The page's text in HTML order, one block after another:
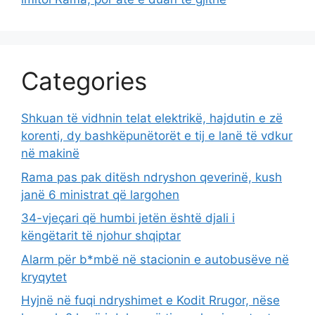
Categories
Shkuan të vidhnin telat elektrikë, hajdutin e zë
korenti, dy bashkëpunëtorët e tij e lanë të vdkur
në makinë
Rama pas pak ditësh ndryshon qeverinë, kush
janë 6 ministrat që largohen
34-vjeçari që humbi jetën është djali i
këngëtarit të njohur shqiptar
Alarm për b*mbë në stacionin e autobusëve në
kryqytet
Hyjnë në fuqi ndryshimet e Kodit Rrugor, nëse